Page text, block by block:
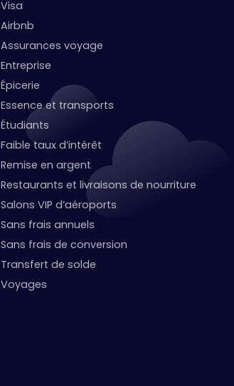
Visa
Airbnb
Assurances voyage
Entreprise
Épicerie
Essence et transports
Étudiants
Faible taux d’intérêt
Remise en argent
Restaurants et livraisons de nourriture
Salons VIP d’aéroports
Sans frais annuels
Sans frais de conversion
Transfert de solde
Voyages